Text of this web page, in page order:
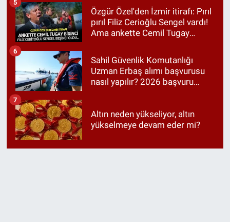
Özgür Özel'den İzmir itirafı: Pırıl
pırıl Filiz Cerioğlu Sengel vardı!
Ama ankette Cemil Tugay
5
Sahil Güvenlik Komutanlığı
Uzman Erbaş alımı başvurusu
nasıl yapılır? 2026 başvuru
6
Altın neden yükseliyor, altın
yükselmeye devam eder mi?
7